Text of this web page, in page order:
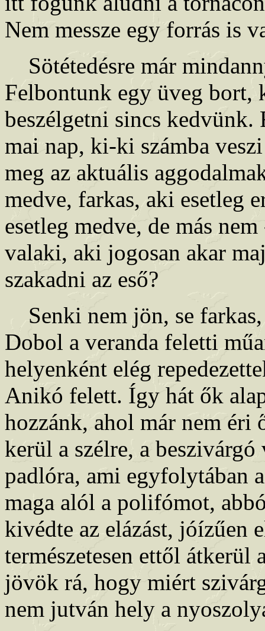
Nem messze egy forrás is
Sötétedésre már
Felbontunk egy üveg bort,
beszélgetni sincs
mai nap, ki-ki számba
meg az aktuális
medve, farkas, aki esetleg
esetleg medve, de más
valaki, aki jogosan akar
szakadni az eső?
Senki nem jön, se farkas,
Dobol a veranda feletti
helyenként elég
Anikó felett. Így hát ők
hozzánk, ahol már nem éri
kerül a szélre, a
padlóra, ami egyfolytában
maga alól a polifómot,
kivédte az elázást, jóízűen
természetesen ettől átkerül
jövök rá, hogy miért
nem jutván hely a